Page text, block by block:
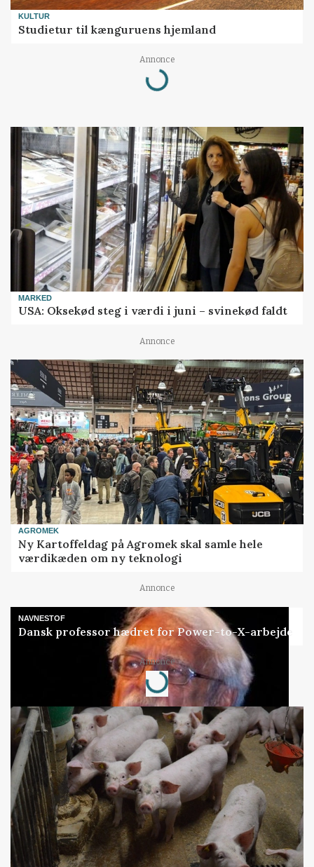
KULTUR
Studietur til kænguruens hjemland
Annonce
Loading...
MARKED
USA: Oksekød steg i værdi i juni – svinekød faldt
Annonce
AGROMEK
Ny Kartoffeldag på Agromek skal samle hele
værdikæden om ny teknologi
Annonce
NAVNESTOF
Dansk professor hædret for Power-to-X-arbejde
Annonce
Loading...